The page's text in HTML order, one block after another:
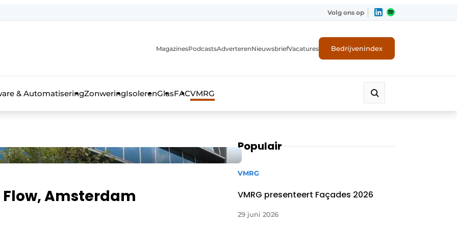
glas & daken
Volg ons op
MagazinesPodcastsAdverterenNieuwsbriefVacatures Bedrijvenindex
& AutomatiseringZonweringIsolerenGlasFACVMRG
Flow, Amsterdam
Populair
VMRG
VMRG presenteert Façades 2026
29 juni 2026